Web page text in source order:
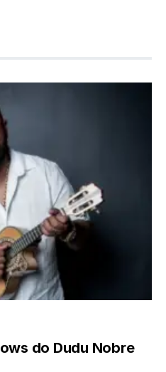
do Dudu Nobre